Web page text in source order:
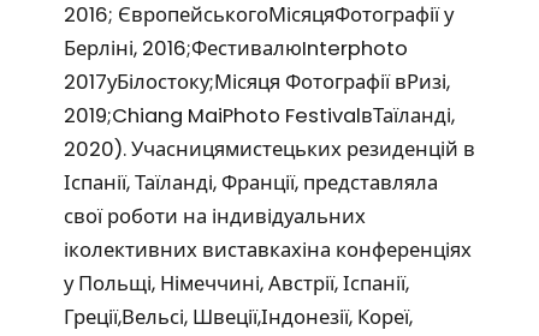
2016; ЄвропейськогоМісяцяФотографії у
Берліні, 2016;ФестивалюInterphoto
2017уБілостоку;Місяця Фотографії вРизі,
2019;Chiang MaiPhoto FestivalвТаїланді,
2020). Учасницямистецьких резиденцій в
Іспанії, Таїланді, Франції, представляла
свої роботи на індивідуальних
іколективних виставкахіна конференціях
у Польщі, Німеччині, Австрії, Іспанії,
Греції,Вельсі, Швеції,Індонезії, Кореї,